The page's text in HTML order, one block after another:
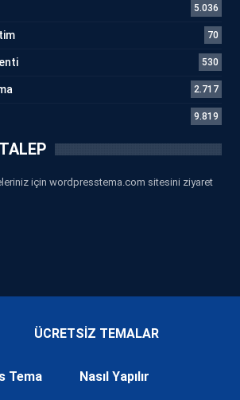
5.036
70
530
2.717
9.819
için wordpresstema.com sitesini ziyaret
ÜCRETSİZ TEMALAR
Tema Nasıl Yapılır